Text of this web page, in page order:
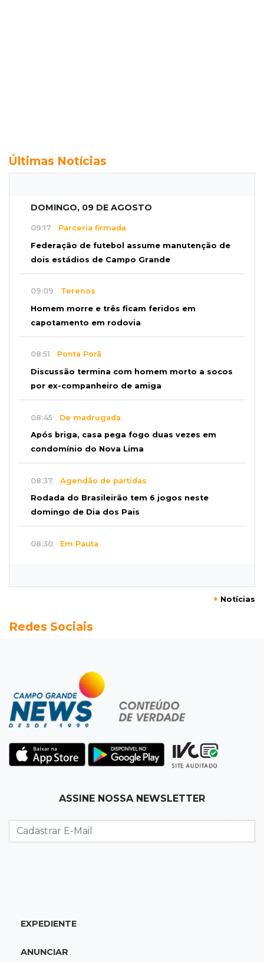
Últimas Notícias
DOMINGO, 09 DE AGOSTO
09:17 Parceria firmada
Federação de futebol assume manutenção de
dois estádios de Campo Grande
09:09 Terenos
Homem morre e três ficam feridos em
capotamento em rodovia
08:51 Ponta Porã
Discussão termina com homem morto a socos
por ex-companheiro de amiga
08:45 De madrugada
Após briga, casa pega fogo duas vezes em
condomínio do Nova Lima
08:37 Agendão de partidas
Rodada do Brasileirão tem 6 jogos neste
domingo de Dia dos Pais
08:30 Em Pauta
que tinha com a filha em loja
Município de MS perde 58 mil hectares e R$ 12
milhões por mês com silvicultura
08:03Amambai
poste de energia elétrica
Campo Grande tem quatro interdições no
Pais passam kung-fu de geração em geração
+ Notícias
Redes Sociais
ASSINE NOSSA NEWSLETTER
EXPEDIENTE
ANUNCIAR